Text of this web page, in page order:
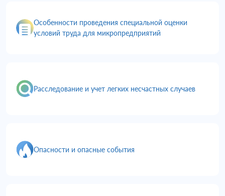
Особенности проведения специальной оценки
условий труда для микропредприятий
Расследование и учет легких несчастных случаев
Опасности и опасные события